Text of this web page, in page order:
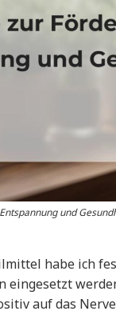
und
habe ich
eingesetzt
auf das